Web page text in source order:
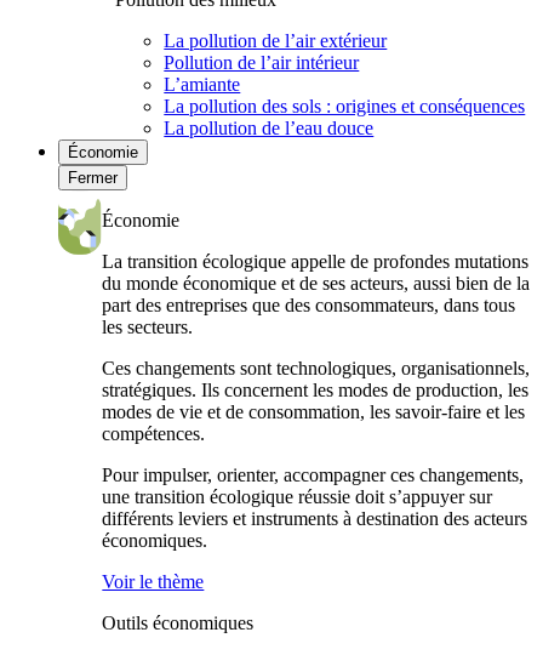
La pollution de l’air extérieur
Pollution de l’air intérieur
L’amiante
La pollution des sols : origines et conséquences
La pollution de l’eau douce
Économie
Fermer
Économie
La transition écologique appelle de profondes mutations
du monde économique et de ses acteurs, aussi bien de la
part des entreprises que des consommateurs, dans tous
les secteurs.
Ces changements sont technologiques, organisationnels,
stratégiques. Ils concernent les modes de production, les
modes de vie et de consommation, les savoir-faire et les
compétences.
Pour impulser, orienter, accompagner ces changements,
une transition écologique réussie doit s’appuyer sur
différents leviers et instruments à destination des acteurs
économiques.
Voir le thème
Outils économiques